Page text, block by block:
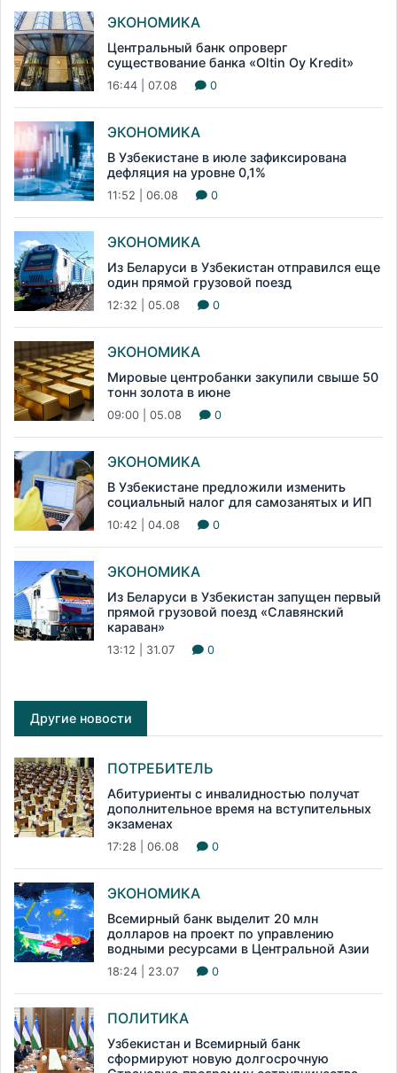
ЭКОНОМИКА
Центральный банк опроверг
существование банка «Oltin Oy Kredit»
16:44 | 07.08 0
ЭКОНОМИКА
В Узбекистане в июле зафиксирована
дефляция на уровне 0,1%
11:52 | 06.08 0
ЭКОНОМИКА
Из Беларуси в Узбекистан отправился еще
один прямой грузовой поезд
12:32 | 05.08 0
ЭКОНОМИКА
Мировые центробанки закупили свыше 50
тонн золота в июне
09:00 | 05.08 0
ЭКОНОМИКА
В Узбекистане предложили изменить
социальный налог для самозанятых и ИП
10:42 | 04.08 0
ЭКОНОМИКА
Из Беларуси в Узбекистан запущен первый
прямой грузовой поезд «Славянский
караван»
13:12 | 31.07 0
Другие новости
ПОТРЕБИТЕЛЬ
Абитуриенты с инвалидностью получат
дополнительное время на вступительных
экзаменах
17:28 | 06.08 0
ЭКОНОМИКА
Всемирный банк выделит 20 млн
долларов на проект по управлению
водными ресурсами в Центральной Азии
18:24 | 23.07 0
ПОЛИТИКА
Узбекистан и Всемирный банк
сформируют новую долгосрочную